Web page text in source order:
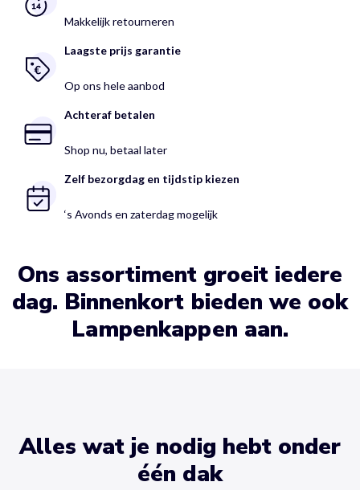
Makkelijk retourneren
Laagste prijs garantie
Op ons hele aanbod
Achteraf betalen
Shop nu, betaal later
Zelf bezorgdag en tijdstip kiezen
‘s Avonds en zaterdag mogelijk
Ons assortiment groeit iedere
dag. Binnenkort bieden we ook
Lampenkappen aan.
Alles wat je nodig hebt onder
één dak